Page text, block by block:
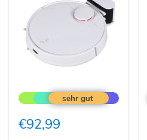
S10
300
45W
€92,99